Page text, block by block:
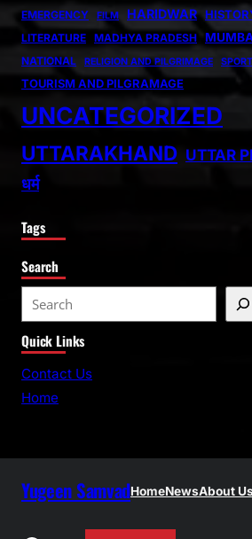
EMERGENCY FILM HARIDWAR
LITERATURE MADHYA PRADESH
NATIONAL RELIGION AND PILGRIMAGE
TOURISM AND PILGRAMAGE
UNCATEGORIZED
UTTARAKHAND UTTAR
धर्म
Tags
Search
e
a
r
Quick Links
Contact Us
Home
Yugeen SamvadHomeNewsAbout